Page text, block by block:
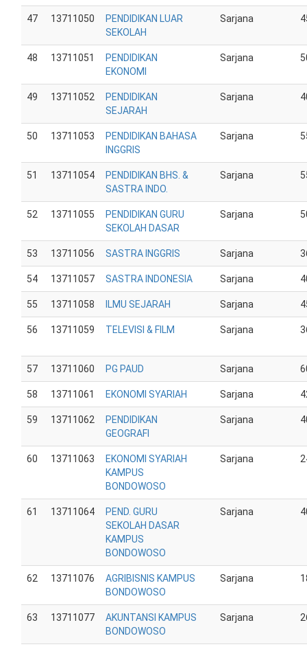
47 13711050
PENDIDIKAN LUAR
SEKOLAH
Sarjana
48 13711051
PENDIDIKAN
EKONOMI
Sarjana
49 13711052
PENDIDIKAN
SEJARAH
Sarjana
50 13711053
PENDIDIKAN BAHASA
INGGRIS
Sarjana
51 13711054
PENDIDIKAN BHS. &
SASTRA INDO.
Sarjana
52 13711055
PENDIDIKAN GURU
SEKOLAH DASAR
Sarjana
53 13711056 SASTRA INGGRIS Sarjana
54 13711057 SASTRA INDONESIA Sarjana
55 13711058 ILMU SEJARAH Sarjana
56 13711059 TELEVISI & FILM Sarjana
57 13711060 PG PAUD Sarjana
58 13711061 EKONOMI SYARIAH Sarjana
59 13711062
PENDIDIKAN
GEOGRAFI
Sarjana
60 13711063
EKONOMI SYARIAH
KAMPUS
BONDOWOSO
Sarjana
61 13711064
PEND. GURU
SEKOLAH DASAR
KAMPUS
BONDOWOSO
Sarjana
62 13711076
AGRIBISNIS KAMPUS
BONDOWOSO
Sarjana
63 13711077
AKUNTANSI KAMPUS
BONDOWOSO
Sarjana